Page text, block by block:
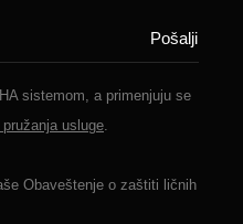
sistemom, a primenjuju se
usluge.
Obaveštenje o zaštiti ličnih